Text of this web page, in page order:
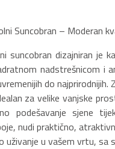
Suncobran – Moderan
suncobran dizajniran je
nadstrešnicom i
do najprirodnijih.
za velike vanjske
podešavanje sjene
nudi praktično,
uživanje u vašem vrtu, sa